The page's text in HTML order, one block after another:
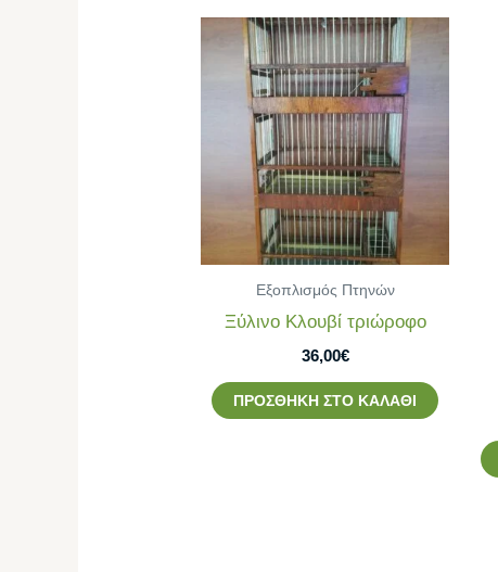
Εξοπλισμός Πτηνών
Ξύλινο Κλουβί τριώροφο
36,00€
ΠΡΟΣΘΉΚΗ ΣΤΟ ΚΑΛΆΘΙ